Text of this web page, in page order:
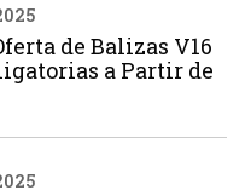
de Balizas V16
a Partir de